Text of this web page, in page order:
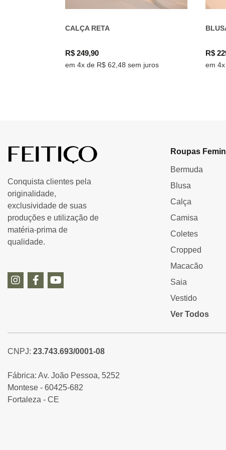
CALÇA RETA
R$ 249,90
em 4x de R$ 62,48 sem juros
R$
em
Conquista clientes pela
originalidade,
exclusividade de suas
produções e utilização de
matéria-prima de
qualidade.
Roupas
Bermuda
Blusa
Calça
Camisa
Coletes
Cropped
Macacão
Saia
Vestido
Ver Todos
CNPJ: 23.743.693/0001-08
Fábrica: Av. João Pessoa, 5252
Montese - 60425-682
Fortaleza - CE